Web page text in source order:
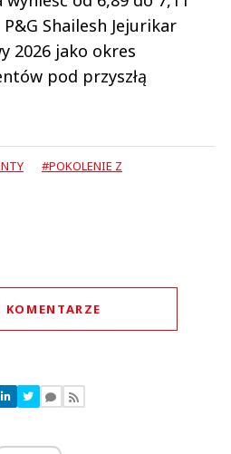
Shailesh Jejurikar
2026 jako okres
pod przyszłą
#POKOLENIE Z
KOMENTARZE
komentarzy
komentarze